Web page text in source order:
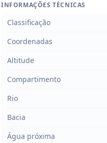
INFORMAÇÕES TÉCNICAS
Classificação
Coordenadas
Altitude
Compartimento
Rio
Bacia
Água próxima